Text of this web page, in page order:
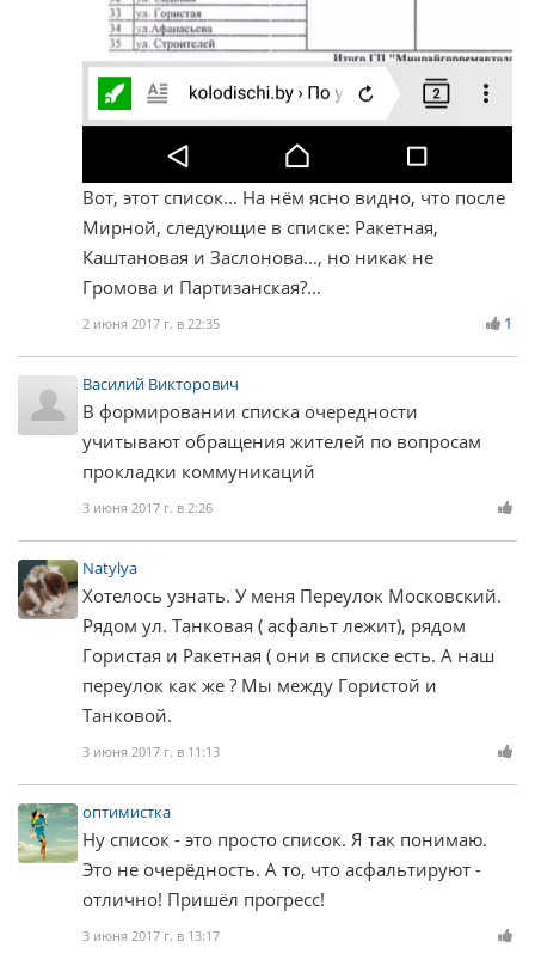
Вот, этот список... На нём ясно видно, что после
Мирной, следующие в списке: Ракетная,
Каштановая и Заслонова..., но никак не
Громова и Партизанская?...
2 июня 2017 г. в 22:35 1
Василий Викторович
В формировании списка очередности
учитывают обращения жителей по вопросам
прокладки коммуникаций
3 июня 2017 г. в 2:26
Natylya
Хотелось узнать. У меня Переулок Московский.
Рядом ул. Танковая ( асфальт лежит), рядом
Гористая и Ракетная ( они в списке есть. А наш
переулок как же ? Мы между Гористой и
Танковой.
3 июня 2017 г. в 11:13
оптимистка
Ну список - это просто список. Я так понимаю.
Это не очерёдность. А то, что асфальтируют -
отлично! Пришёл прогресс!
3 июня 2017 г. в 13:17